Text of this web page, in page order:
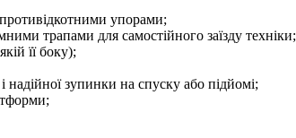
упорами;
трапами для самостійного заїзду техніки;
її боку);
зупинки на спуску або підйомі;